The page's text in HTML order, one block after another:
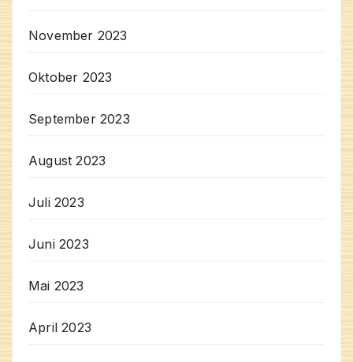
November 2023
Oktober 2023
September 2023
August 2023
Juli 2023
Juni 2023
Mai 2023
April 2023